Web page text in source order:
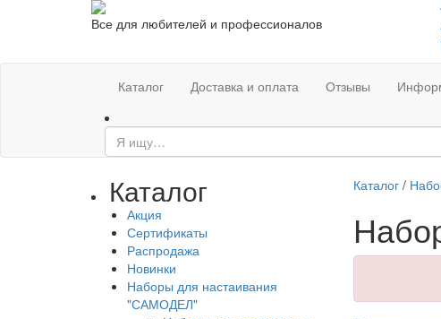
Все для любителей и профессионалов
Каталог Доставка и оплата Отзывы
Каталог
Акция
Сертификаты
Распродажа
Новинки
Наборы для настаивания
"САМОДЕЛ"
Каталог/